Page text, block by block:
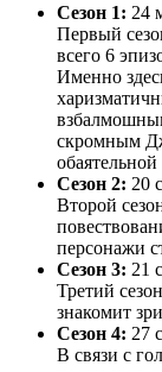
Сезон 1: 24
Первый
всего 6
Именно
скромным
Сезон 2: 20
Второй
персонажи
Сезон 3: 21
Третий
знакомит
Сезон 4: 27
В связи с